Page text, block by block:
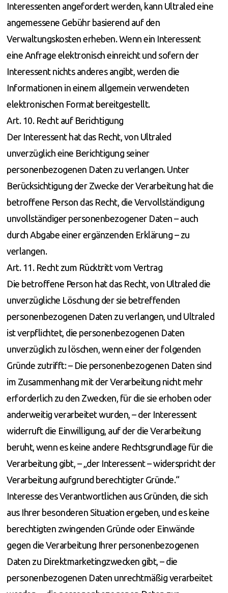
Interessenten angefordert werden, kann Ultraled eine
angemessene Gebühr basierend auf den
Verwaltungskosten erheben. Wenn ein Interessent
eine Anfrage elektronisch einreicht und sofern der
Interessent nichts anderes angibt, werden die
Informationen in einem allgemein verwendeten
elektronischen Format bereitgestellt.
Art. 10. Recht auf Berichtigung
Der Interessent hat das Recht, von Ultraled
unverzüglich eine Berichtigung seiner
personenbezogenen Daten zu verlangen. Unter
Berücksichtigung der Zwecke der Verarbeitung hat die
betroffene Person das Recht, die Vervollständigung
unvollständiger personenbezogener Daten – auch
durch Abgabe einer ergänzenden Erklärung – zu
verlangen.
Art. 11. Recht zum Rücktritt vom Vertrag
Die betroffene Person hat das Recht, von Ultraled die
unverzügliche Löschung der sie betreffenden
personenbezogenen Daten zu verlangen, und Ultraled
ist verpflichtet, die personenbezogenen Daten
unverzüglich zu löschen, wenn einer der folgenden
Gründe zutrifft: – Die personenbezogenen Daten sind
im Zusammenhang mit der Verarbeitung nicht mehr
erforderlich zu den Zwecken, für die sie erhoben oder
anderweitig verarbeitet wurden, – der Interessent
widerruft die Einwilligung, auf der die Verarbeitung
beruht, wenn es keine andere Rechtsgrundlage für die
Verarbeitung gibt, – „der Interessent – ​​widerspricht der
Verarbeitung aufgrund berechtigter Gründe.“
Interesse des Verantwortlichen aus Gründen, die sich
aus Ihrer besonderen Situation ergeben, und es keine
berechtigten zwingenden Gründe oder Einwände
gegen die Verarbeitung Ihrer personenbezogenen
Daten zu Direktmarketingzwecken gibt, – die
personenbezogenen Daten unrechtmäßig verarbeitet